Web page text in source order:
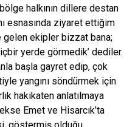
halkının dillere destan
esnasında ziyaret ettiğim
gelen ekipler bizzat bana;
yerde görmedik’ dediler.
başla gayret edip, çok
yangını söndürmek için
hakikaten anlatılmaya
Emet ve Hisarcık’ta